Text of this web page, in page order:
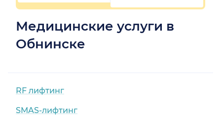
Медицинские услуги в
Обнинске
RF лифтинг
SMAS-лифтинг